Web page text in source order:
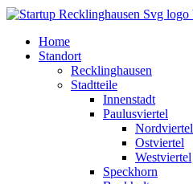
Home
Standort
Recklinghausen
Stadtteile
Innenstadt
Paulusviertel
Nordviertel
Ostviertel
Westviertel
Speckhorn